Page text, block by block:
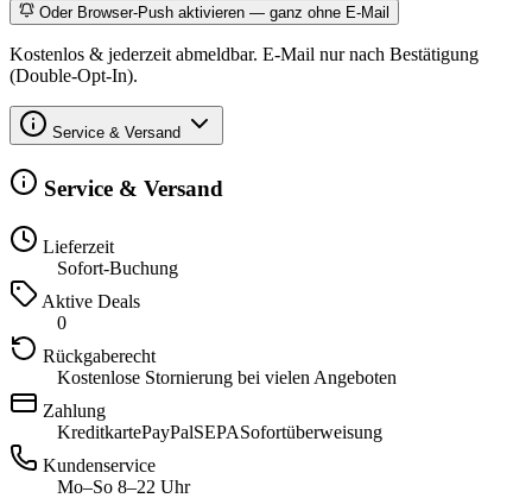
Oder Browser-Push aktivieren — ganz ohne E-Mail
Kostenlos & jederzeit abmeldbar. E-Mail nur nach Bestätigung
(Double-Opt-In).
Service & Versand
Service & Versand
Lieferzeit
Sofort-Buchung
Aktive Deals
0
Rückgaberecht
Kostenlose Stornierung bei vielen Angeboten
Zahlung
KreditkartePayPalSEPASofortüberweisung
Kundenservice
Mo–So 8–22 Uhr